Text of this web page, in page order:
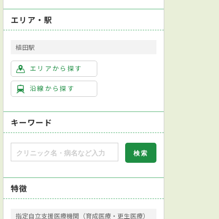
エリア・駅
植田駅
エリアから探す
沿線から探す
キーワード
特徴
指定自立支援医療機関（育成医療・更生医療）